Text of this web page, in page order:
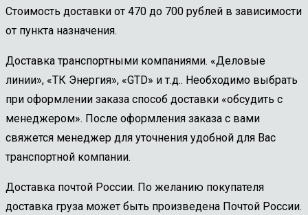
Стоимость доставки от 470 до 700 рублей в зависимости
от пункта назначения.
Доставка транспортными компаниями. «Деловые
линии», «ТК Энергия», «GTD» и т.д.. Необходимо выбрать
при оформлении заказа способ доставки «обсудить с
менеджером». После оформления заказа с вами
свяжется менеджер для уточнения удобной для Вас
транспортной компании.
Доставка почтой России. По желанию покупателя
доставка груза может быть произведена Почтой России.